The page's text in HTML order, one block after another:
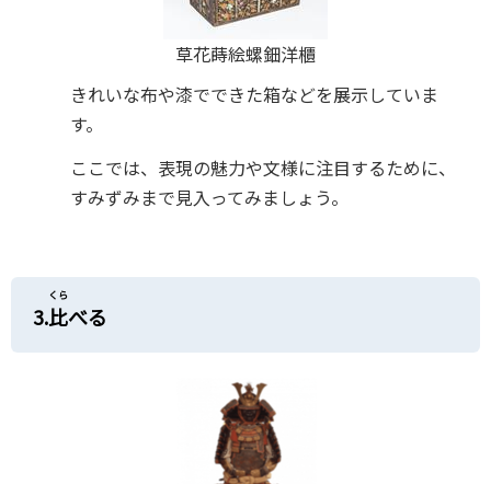
草花蒔絵螺鈿洋櫃
きれいな布や漆でできた箱などを展示していま
す。
ここでは、表現の魅力や文様に注目するために、
すみずみまで見入ってみましょう。
3.比
くら
べる